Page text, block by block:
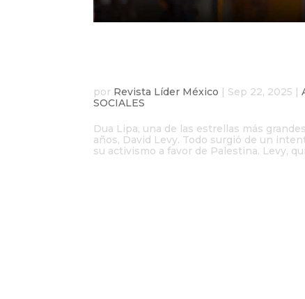
por Revista Líder México | Sep 22, 2025 |
SOCIALES
Dua Lipa, una de las estrellas más
años, David Levy. Todo surgió de un
su activismo a favor de Palestina. Levy,